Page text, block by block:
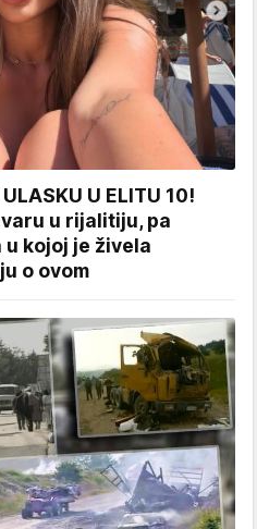
U ELITU 10!
u rijalitiju, pa
kojoj je živela
o ovom